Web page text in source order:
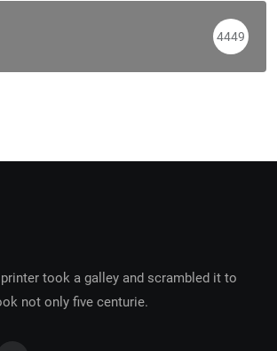
4449
took a galley and scrambled it to
not only five centurie.